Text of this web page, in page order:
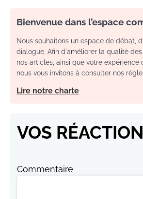
Bienvenue dans l’espace
Nous souhaitons un espace de débat,
dialogue. Afin d'améliorer la qualité
nos articles, ainsi que votre expérience
nous vous invitons à consulter nos
Lire notre charte
VOS
Commentaire